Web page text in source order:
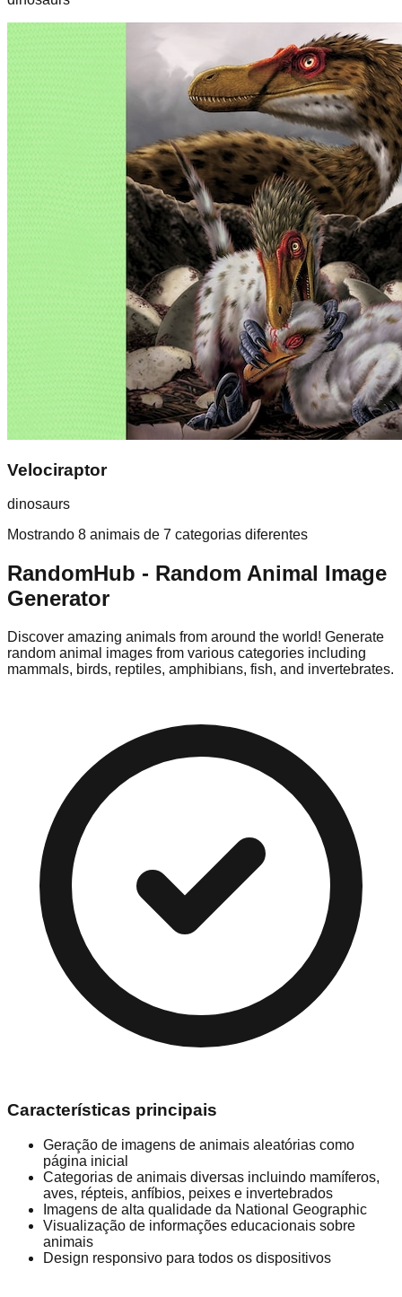
Velociraptor
dinosaurs
Mostrando 8 animais de 7 categorias diferentes
RandomHub - Random Animal Image
Generator
Discover amazing animals from around the world! Generate
random animal images from various categories including
mammals, birds, reptiles, amphibians, fish, and invertebrates.
Características principais
Geração de imagens de animais aleatórias como
página inicial
Categorias de animais diversas incluindo mamíferos,
aves, répteis, anfíbios, peixes e invertebrados
Imagens de alta qualidade da National Geographic
Visualização de informações educacionais sobre
animais
Design responsivo para todos os dispositivos